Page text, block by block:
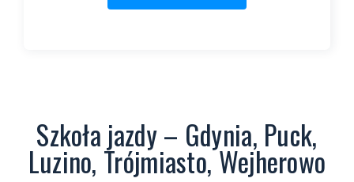
Szkoła jazdy – Gdynia, Puck,
Luzino, Trójmiasto, Wejherowo